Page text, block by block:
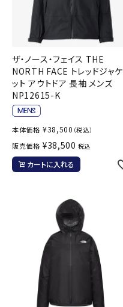
ザ・ノース・フェイス THE
NORTH FACE トレッドジャケ
ット アウトドア 長袖 メンズ
NP12615-K
本体価格 ¥38,500 （税込）
販売価格 ¥38,500 税込
カートに入れる